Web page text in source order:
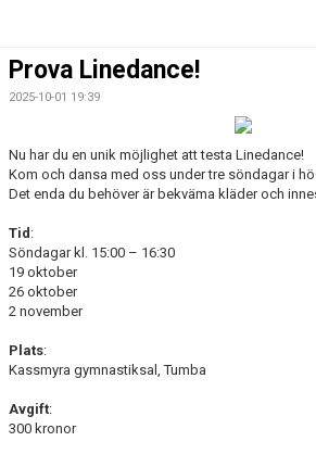
BESKRIVNING AV PASSEN
DOKUMENT
TRÄNINGSRESA
TRIVSELREGLER
VÅRA HALLAR
PRISER
Prova Linedance!
2025-10-01 19:39
Nu har du en unik möjlighet att testa Linedance!
Kom och dansa med oss under tre söndagar i
Det enda du behöver är bekväma kläder och
Tid :
Söndagar kl. 15:00 – 16:30
19 oktober
26 oktober
2 november
Plats:
Kassmyra gymnastiksal, Tumba
Avgift:
300 kronor